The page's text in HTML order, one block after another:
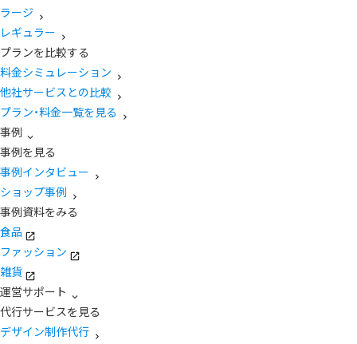
ラージ
レギュラー
プランを比較する
料金シミュレーション
他社サービスとの比較
プラン・料金一覧を見る
事例
事例を見る
事例インタビュー
ショップ事例
事例資料をみる
食品
ファッション
雑貨
運営サポート
代行サービスを見る
デザイン制作代行